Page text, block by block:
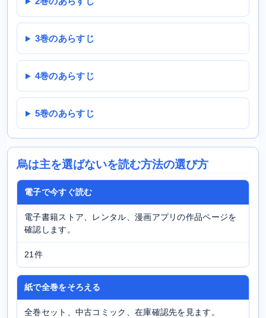
3巻のあらすじ
4巻のあらすじ
5巻のあらすじ
烏は主を選ばないを読む方法の選び方
電子で今すぐ読む
電子書籍ストア、レンタル、漫画アプリの作品ページを
確認します。
21件
紙で全巻をそろえる
全巻セット、中古コミック、在庫確認先を見ます。